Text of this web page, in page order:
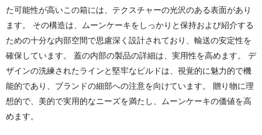
た可能性が高いこの箱には、テクスチャーの光沢のある表面があり
ます。 その構造は、ムーンケーキをしっかりと保持および紹介する
ための十分な内部空間で思慮深く設計されており、輸送の安定性を
確保しています。 蓋の内部の製品の詳細は、実用性を高めます。 デ
ザインの洗練されたラインと堅牢なビルドは、視覚的に魅力的で機
能的であり、ブランドの細部への注意を向けています。 贈り物に理
想的で、美的で実用的なニーズを満たし、ムーンケーキの価値を高
めます。